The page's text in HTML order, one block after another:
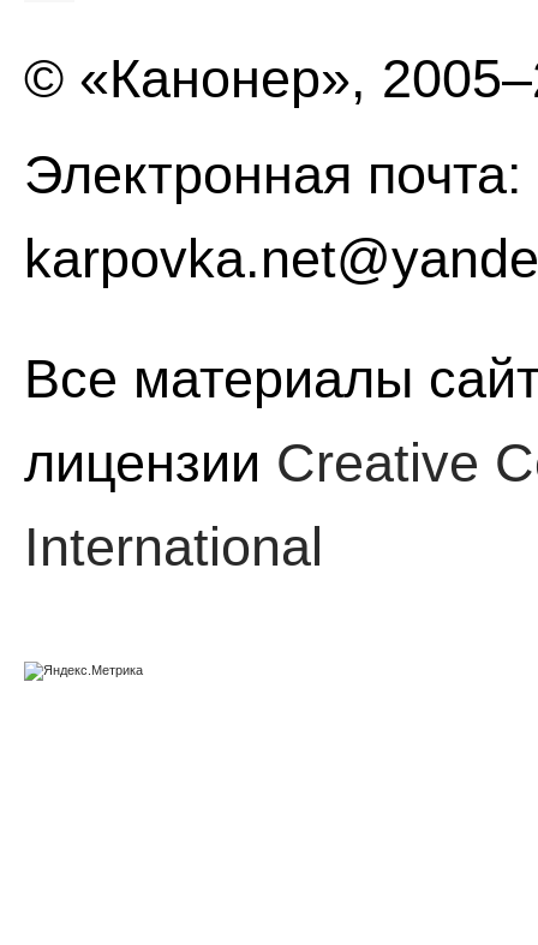
© «Канонер»,
Электронная почта:
Все материалы
лицензии Creative
International